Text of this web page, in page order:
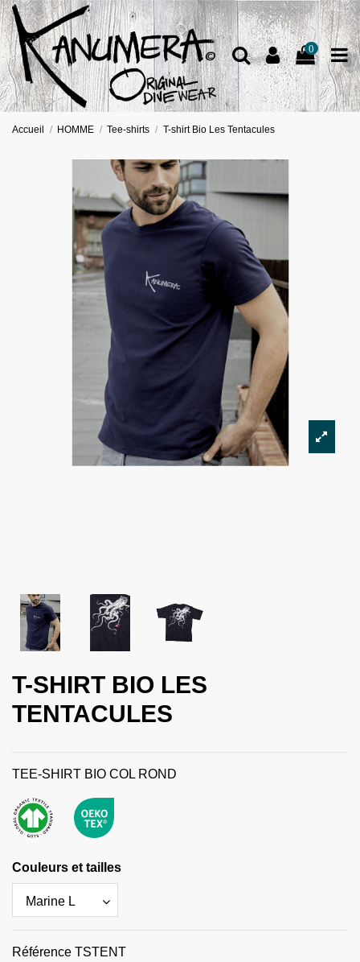
0
Accueil HOMME Tee-shirts T-shirt Bio Les Tentacules
T-SHIRT BIO LES
TENTACULES
TEE-SHIRT BIO COL ROND
Couleurs et tailles
Référence TSTENT